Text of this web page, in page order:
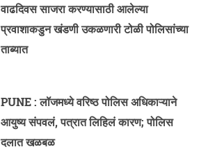
वाढदिवस साजरा करण्यासाठी आलेल्या
प्रवाशाकडुन खंडणी उकळणारी टोळी पोलिसांच्या
ताब्यात
PUNE : लॉजमध्ये वरिष्ठ पोलिस अधिकाऱ्याने
आयुष्य संपवलं, पत्रात लिहिलं कारण; पोलिस
दलात खळबळ